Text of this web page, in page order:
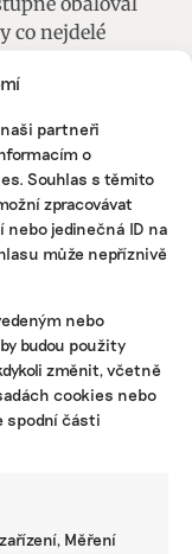
partneři
o
Souhlas s těmito
zpracovávat
nebo jedinečná ID na
může nepříznivě
nebo
budou použity
změnit, včetně
cookies nebo
spodní části
Měření
co nejdelé
popisuje.
životnost
sloužil
dvoře.
už nebyl
jde ale
jiné na
požadavcích